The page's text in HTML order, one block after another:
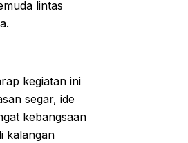
lintas
kegiatan ini
segar, ide
kebangsaan
kalangan